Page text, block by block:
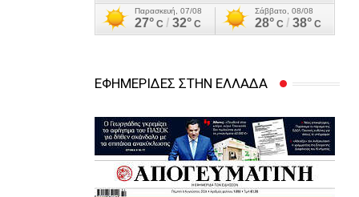
11/07/2026
ΕΦΗΜΕΡΙΔΕΣ ΣΤΗΝ ΕΛΛΑΔΑ